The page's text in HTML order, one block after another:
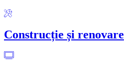
Construcție și renovare